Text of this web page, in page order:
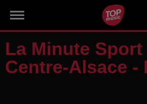
La Minute Sport
Centre-Alsace -